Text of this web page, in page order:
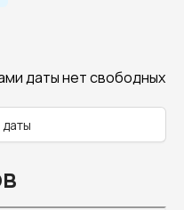
даты нет свободных